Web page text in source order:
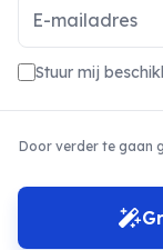
Stuur mij
Door verder te gaan